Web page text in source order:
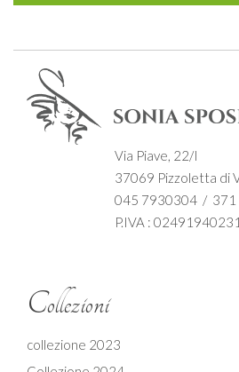
Via Piave, 22/I
37069 Pizzoletta di
045 7930304 / 371
P.IVA : 02491940231
Collezioni
collezione 2023